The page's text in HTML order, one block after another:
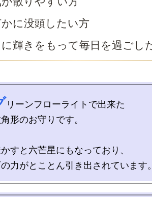
に没頭したい方
に輝きをもって毎日を過ごし
リーンフローライトで出来た
形のお守りです。
すと六芒星にもなっており、